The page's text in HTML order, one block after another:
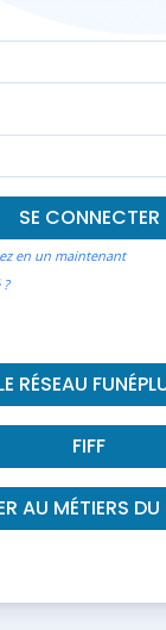
SE CONNECTER
en un maintenant
RÉSEAU
FIFF
AU MÉTIERS DU